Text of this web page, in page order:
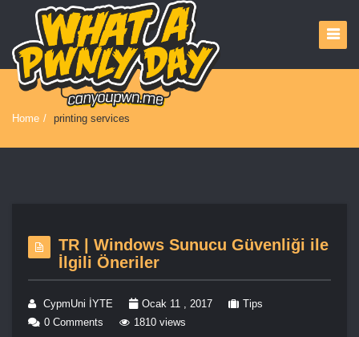
Home / printing services
TR | Windows Sunucu Güvenliği ile
İlgili Öneriler
CypmUni İYTE Ocak 11 , 2017
Tips
0 Comments
1810 views